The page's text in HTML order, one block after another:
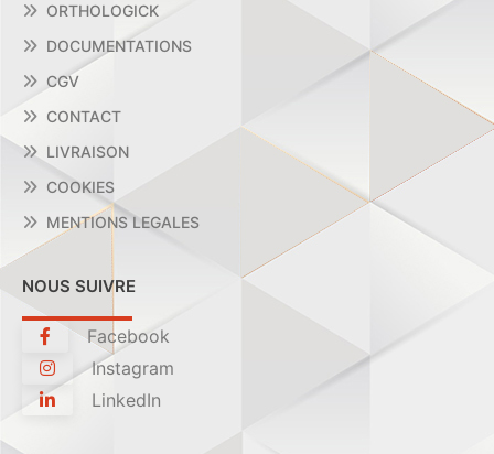
ORTHOLOGICK
DOCUMENTATIONS
CGV
CONTACT
LIVRAISON
COOKIES
MENTIONS LEGALES
NOUS SUIVRE
Facebook
Instagram
LinkedIn